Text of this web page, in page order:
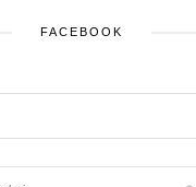
FACEBOOK